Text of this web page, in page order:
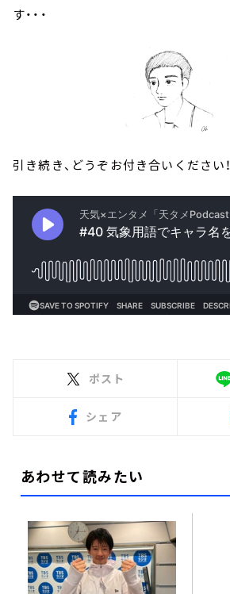
す・・・
引き続き、どうぞお付き合いください！
ポスト
シェア
あわせて読みたい